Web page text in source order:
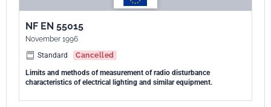
NF EN 55015
November 1996
Standard
Cancelled
Limits and methods of measurement of radio disturbance
characteristics of electrical lighting and similar equipment.